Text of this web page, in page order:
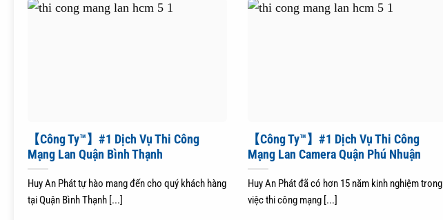
【Công Ty™】#1 Dịch Vụ Thi Công
Mạng Lan Quận Bình Thạnh
Huy An Phát tự hào mang đến cho quý khách hàng
tại Quận Bình Thạnh [...]
【Công Ty™】#1 Dịch Vụ Thi Công
Mạng Lan Camera Quận Phú Nhuận
Huy An Phát đã có hơn 15 năm kinh nghiệm trong
việc thi công mạng [...]